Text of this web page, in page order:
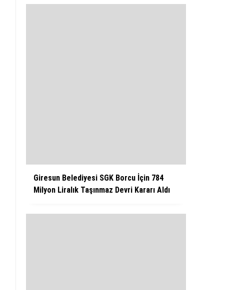
Giresun Belediyesi SGK Borcu İçin 784
Milyon Liralık Taşınmaz Devri Kararı Aldı